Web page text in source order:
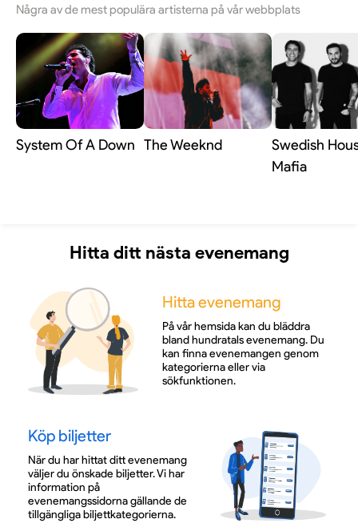
Några av de mest populära artisterna på vår webbplats
System Of A Down The Weeknd
Swedish
Mafia
Hitta ditt nästa evenemang
Hitta evenemang
På vår hemsida kan du bläddra
bland hundratals evenemang. Du
kan finna evenemangen genom
kategorierna eller via
sökfunktionen.
Köp biljetter
När du har hittat ditt evenemang
väljer du önskade biljetter. Vi har
information på
evenemangssidorna gällande de
tillgängliga biljettkategorierna.